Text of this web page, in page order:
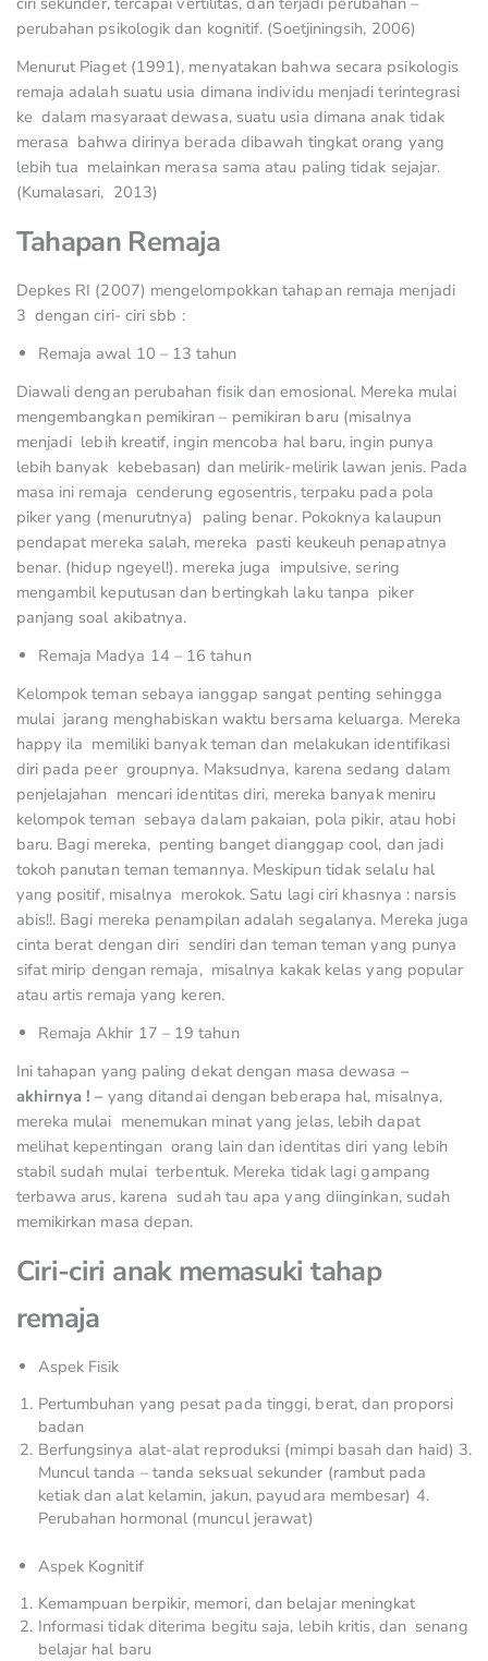
perubahan psikologik dan kognitif. (Soetjiningsih, 2006)
Menurut Piaget (1991), menyatakan bahwa secara psikologis
remaja adalah suatu usia dimana individu menjadi terintegrasi
ke dalam masyaraat dewasa, suatu usia dimana anak tidak
merasa bahwa dirinya berada dibawah tingkat orang yang
lebih tua melainkan merasa sama atau paling tidak sejajar.
(Kumalasari, 2013)
Tahapan Remaja
Depkes RI (2007) mengelompokkan tahapan remaja menjadi
3 dengan ciri- ciri sbb :
Remaja awal 10 – 13 tahun
Diawali dengan perubahan fisik dan emosional. Mereka mulai
mengembangkan pemikiran – pemikiran baru (misalnya
menjadi lebih kreatif, ingin mencoba hal baru, ingin punya
lebih banyak kebebasan) dan melirik-melirik lawan jenis. Pada
masa ini remaja cenderung egosentris, terpaku pada pola
piker yang (menurutnya) paling benar. Pokoknya kalaupun
pendapat mereka salah, mereka pasti keukeuh penapatnya
benar. (hidup ngeyel!). mereka juga impulsive, sering
mengambil keputusan dan bertingkah laku tanpa piker
panjang soal akibatnya.
Remaja Madya 14 – 16 tahun
Kelompok teman sebaya ianggap sangat penting sehingga
mulai jarang menghabiskan waktu bersama keluarga. Mereka
happy ila memiliki banyak teman dan melakukan identifikasi
diri pada peer groupnya. Maksudnya, karena sedang dalam
penjelajahan mencari identitas diri, mereka banyak meniru
kelompok teman sebaya dalam pakaian, pola pikir, atau hobi
baru. Bagi mereka, penting banget dianggap cool, dan jadi
tokoh panutan teman temannya. Meskipun tidak selalu hal
yang positif, misalnya merokok. Satu lagi ciri khasnya : narsis
abis!!. Bagi mereka penampilan adalah segalanya. Mereka juga
cinta berat dengan diri sendiri dan teman teman yang punya
sifat mirip dengan remaja, misalnya kakak kelas yang popular
atau artis remaja yang keren.
Remaja Akhir 17 – 19 tahun
Ini tahapan yang paling dekat dengan masa dewasa –
akhirnya ! – yang ditandai dengan beberapa hal, misalnya,
mereka mulai menemukan minat yang jelas, lebih dapat
melihat kepentingan orang lain dan identitas diri yang lebih
stabil sudah mulai terbentuk. Mereka tidak lagi gampang
terbawa arus, karena sudah tau apa yang diinginkan, sudah
memikirkan masa depan.
Ciri-ciri anak memasuki tahap
remaja
Aspek Fisik
Pertumbuhan yang pesat pada tinggi, berat, dan proporsi
badan
Berfungsinya alat-alat reproduksi (mimpi basah dan haid) 3.
Muncul tanda – tanda seksual sekunder (rambut pada
ketiak dan alat kelamin, jakun, payudara membesar) 4.
Perubahan hormonal (muncul jerawat)
Aspek Kognitif
Kemampuan berpikir, memori, dan belajar meningkat
Informasi tidak diterima begitu saja, lebih kritis, dan senang
belajar hal baru